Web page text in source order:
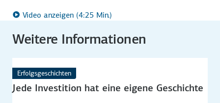
Video anzeigen (4:25 Min.)
Weitere Informationen
Erfolgsgeschichten
Jede Investition hat eine eigene Geschichte